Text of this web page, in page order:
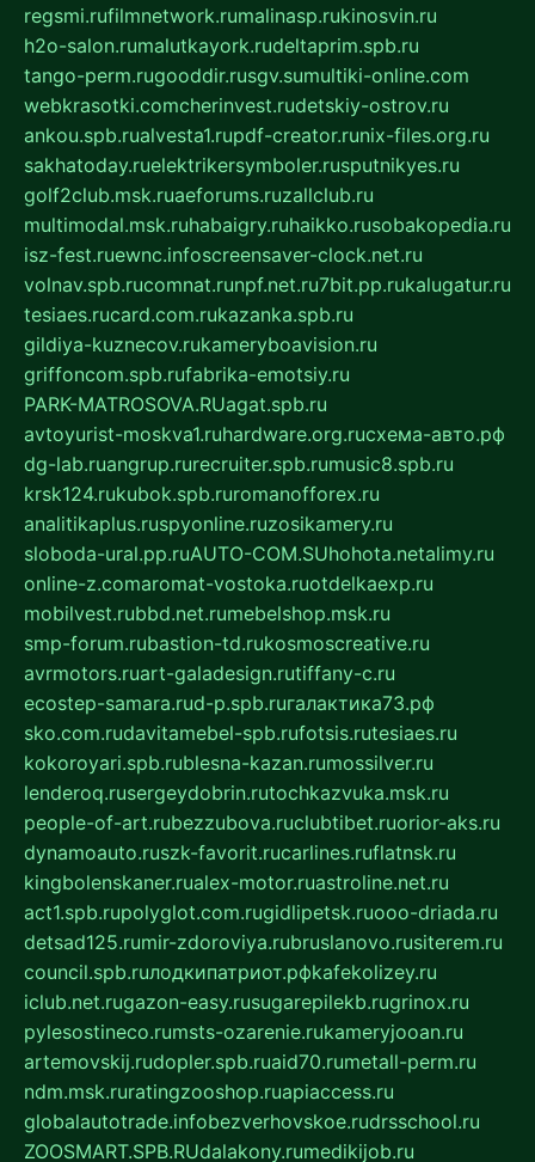
regsmi.rufilmnetwork.rumalinasp.rukinosvin.ru
h2o-salon.rumalutkayork.rudeltaprim.spb.ru
tango-perm.rugooddir.rusgv.sumultiki-online.com
webkrasotki.comcherinvest.rudetskiy-ostrov.ru
ankou.spb.rualvesta1.rupdf-creator.runix-files.org.ru
sakhatoday.ruelektrikersymboler.rusputnikyes.ru
golf2club.msk.ruaeforums.ruzallclub.ru
multimodal.msk.ruhabaigry.ruhaikko.rusobakopedia.ru
isz-fest.ruewnc.infoscreensaver-clock.net.ru
volnav.spb.rucomnat.runpf.net.ru7bit.pp.rukalugatur.ru
tesiaes.rucard.com.rukazanka.spb.ru
gildiya-kuznecov.rukameryboavision.ru
griffoncom.spb.rufabrika-emotsiy.ru
PARK-MATROSOVA.RUagat.spb.ru
avtoyurist-moskva1.ruhardware.org.ruсхема-авто.рф
dg-lab.ruangrup.rurecruiter.spb.rumusic8.spb.ru
krsk124.rukubok.spb.ruromanofforex.ru
analitikaplus.ruspyonline.ruzosikamery.ru
sloboda-ural.pp.ruAUTO-COM.SUhohota.netalimy.ru
online-z.comaromat-vostoka.ruotdelkaexp.ru
mobilvest.rubbd.net.rumebelshop.msk.ru
smp-forum.rubastion-td.rukosmoscreative.ru
avrmotors.ruart-galadesign.rutiffany-c.ru
ecostep-samara.rud-p.spb.ruгалактика73.рф
sko.com.rudavitamebel-spb.rufotsis.rutesiaes.ru
kokoroyari.spb.rublesna-kazan.rumossilver.ru
lenderoq.rusergeydobrin.rutochkazvuka.msk.ru
people-of-art.rubezzubova.ruclubtibet.ruorior-aks.ru
dynamoauto.ruszk-favorit.rucarlines.ruflatnsk.ru
kingbolenskaner.rualex-motor.ruastroline.net.ru
act1.spb.rupolyglot.com.rugidlipetsk.ruooo-driada.ru
detsad125.rumir-zdoroviya.rubruslanovo.rusiterem.ru
council.spb.ruлодкипатриот.рфkafekolizey.ru
iclub.net.rugazon-easy.rusugarepilekb.rugrinox.ru
pylesostineco.rumsts-ozarenie.rukameryjooan.ru
artemovskij.rudopler.spb.ruaid70.rumetall-perm.ru
ndm.msk.ruratingzooshop.ruapiaccess.ru
globalautotrade.infobezverhovskoe.rudrsschool.ru
ZOOSMART.SPB.RUdalakony.rumedikijob.ru